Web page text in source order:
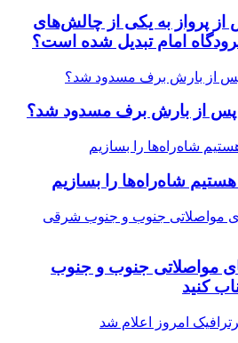
پرواز به یکی از چالش‌های
امام تبدیل شده است؟
پس از بارش برف مسدود شد؟
شاه‌راه‌ها را بسازیم
مواصلاتی جنوب و جنوب
کنید